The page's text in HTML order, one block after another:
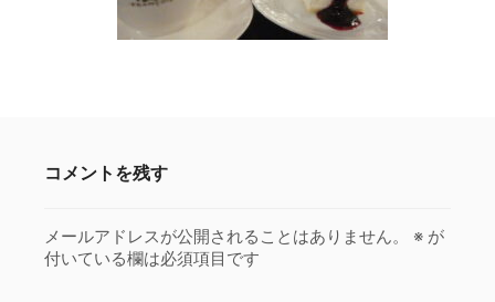
コメントを残す
メールアドレスが公開されることはありません。 ※ が
付いている欄は必須項目です